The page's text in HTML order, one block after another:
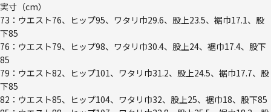
実寸（cm）
73：ウエスト76、ヒップ95、ワタリ巾29.6、股上23.5、裾巾17.1、股
下85
76：ウエスト79、ヒップ98、ワタリ巾30.4、股上24、裾巾17.4、股下
85
79：ウエスト82、ヒップ101、ワタリ巾31.2、股上24.5、裾巾17.7、股
下85
82：ウエスト85、ヒップ104、ワタリ巾32、股上25、裾巾18、股下85